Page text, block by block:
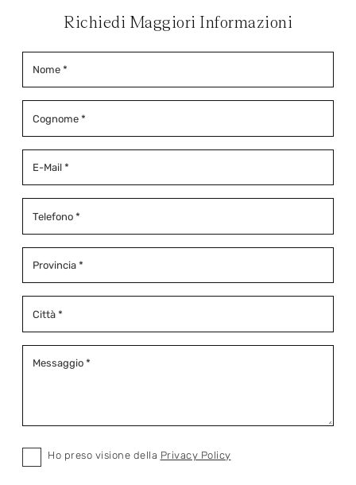
Richiedi Maggiori Informazioni
Ho preso visione della Privacy Policy